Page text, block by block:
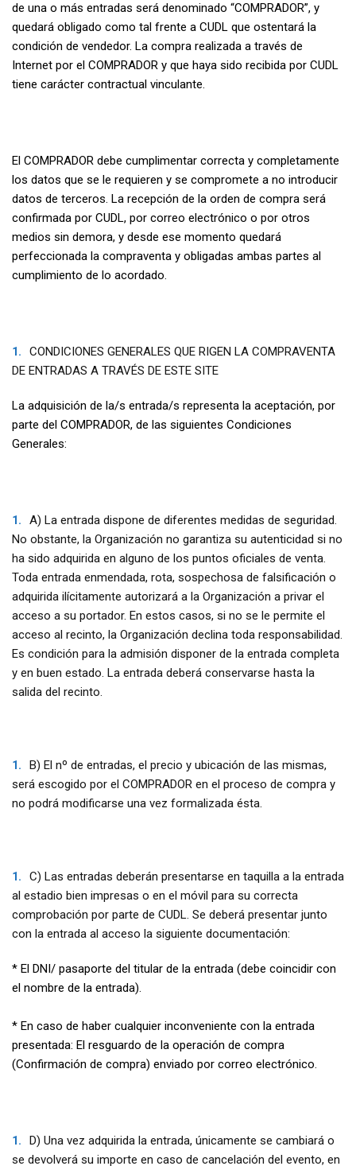
de una o más entradas será denominado “COMPRADOR”, y
quedará obligado como tal frente a CUDL que ostentará la
condición de vendedor. La compra realizada a través de
Internet por el COMPRADOR y que haya sido recibida por CUDL
tiene carácter contractual vinculante.
El COMPRADOR debe cumplimentar correcta y completamente
los datos que se le requieren y se compromete a no introducir
datos de terceros. La recepción de la orden de compra será
confirmada por CUDL, por correo electrónico o por otros
medios sin demora, y desde ese momento quedará
perfeccionada la compraventa y obligadas ambas partes al
cumplimiento de lo acordado.
CONDICIONES GENERALES QUE RIGEN LA COMPRAVENTA
DE ENTRADAS A TRAVÉS DE ESTE SITE
La adquisición de la/s entrada/s representa la aceptación, por
parte del COMPRADOR, de las siguientes Condiciones
Generales:
A) La entrada dispone de diferentes medidas de seguridad.
No obstante, la Organización no garantiza su autenticidad si no
ha sido adquirida en alguno de los puntos oficiales de venta.
Toda entrada enmendada, rota, sospechosa de falsificación o
adquirida ilícitamente autorizará a la Organización a privar el
acceso a su portador. En estos casos, si no se le permite el
acceso al recinto, la Organización declina toda responsabilidad.
Es condición para la admisión disponer de la entrada completa
y en buen estado. La entrada deberá conservarse hasta la
salida del recinto.
B) El nº de entradas, el precio y ubicación de las mismas,
será escogido por el COMPRADOR en el proceso de compra y
no podrá modificarse una vez formalizada ésta.
C) Las entradas deberán presentarse en taquilla a la entrada
al estadio bien impresas o en el móvil para su correcta
comprobación por parte de CUDL. Se deberá presentar junto
con la entrada al acceso la siguiente documentación:
* El DNI/ pasaporte del titular de la entrada (debe coincidir con
el nombre de la entrada).
* En caso de haber cualquier inconveniente con la entrada
presentada: El resguardo de la operación de compra
(Confirmación de compra) enviado por correo electrónico.
D) Una vez adquirida la entrada, únicamente se cambiará o
se devolverá su importe en caso de cancelación del evento, en